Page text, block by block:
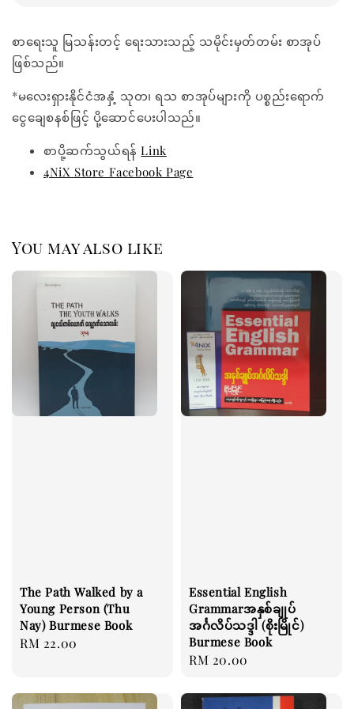
စာရေးသူ မြသန်းတင့် ရေးသားသည့် သမိုင်းမှတ်တမ်း စာအုပ်
ဖြစ်သည်။
*မလေးရှားနိုင်ငံအနှံ့ သုတ၊ ရသ စာအုပ်များကို ပစ္စည်းရောက်
ငွေချေစနစ်ဖြင့် ပို့ဆောင်ပေးပါသည်။
စာပို့ဆက်သွယ်ရန်Link
4NiX Store Facebook Page
You may also like
The Path Walked by a
Young Person (Thu
Nay) Burmese Book
Regular
RM 22.00
Essential English
Grammarအနှစ်ချုပ်
အင်္ဂလိပ်သဒ္ဒါ (စိုးမြိုင်)
Burmese Book
Regular
RM 20.00